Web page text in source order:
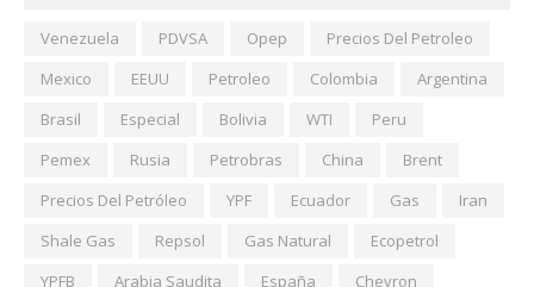
Venezuela PDVSA Opep
Precios Del Petroleo
Mexico
EEUU Petroleo Colombia
Argentina
Brasil
Especial Bolivia WTI
Peru
Pemex
Rusia Petrobras China
Brent
Precios Del Petróleo
YPF Ecuador Gas
Iran
Shale Gas
Repsol Gas Natural
Ecopetrol
YPFB
Arabia Saudita España
Chevron